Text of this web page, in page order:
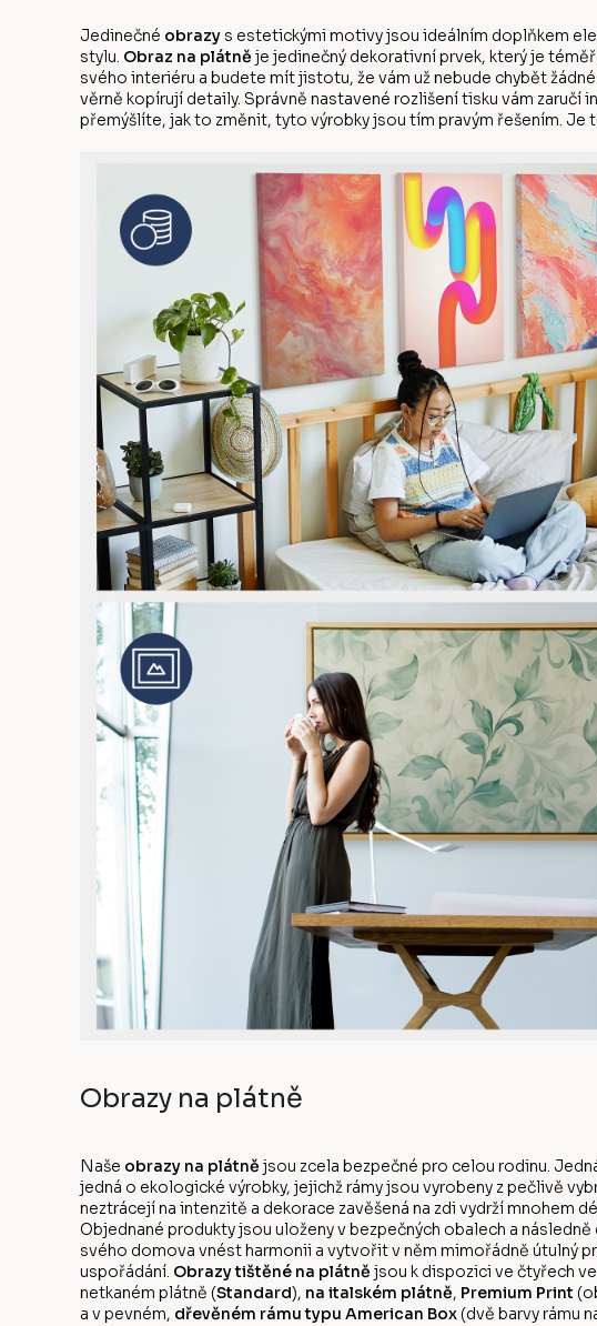
Jedinečné obrazy s estetickými motivy jsou ideálním doplňkem
stylu. Obraz na plátně je jedinečný dekorativní prvek, který je
svého interiéru a budete mít jistotu, že vám už nebude chybět
věrně kopírují detaily. Správně nastavené rozlišení tisku vám
přemýšlíte, jak to změnit, tyto výrobky jsou tím pravým řešením.
Obrazy na plátně
Naše obrazy na plátně jsou zcela bezpečné pro celou rodinu.
jedná o ekologické výrobky, jejichž rámy jsou vyrobeny z pečlivě
neztrácejí na intenzitě a dekorace zavěšená na zdi vydrží mnohem
Objednané produkty jsou uloženy v bezpečných obalech a
svého domova vnést harmonii a vytvořit v něm mimořádně útulný
uspořádání. Obrazy tištěné na plátně jsou k dispozici ve čtyřech
netkaném plátně (Standard), na italském plátně, Premium Print
a v pevném, dřevěném rámu typu American Box (dvě barvy rámu